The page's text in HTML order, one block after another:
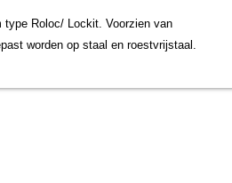
Roloc/ Lockit. Voorzien van
worden op staal en roestvrijstaal.